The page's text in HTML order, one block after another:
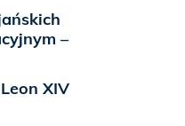
–
XIV